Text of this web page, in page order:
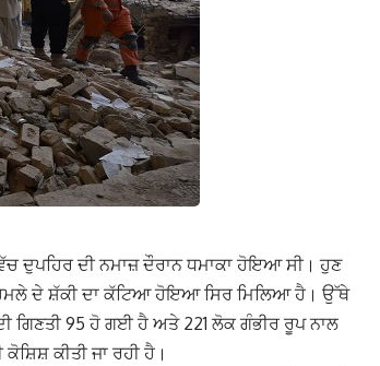
ਦੁਪਹਿਰ ਦੀ ਨਮਾਜ਼ ਦੌਰਾਨ ਧਮਾਕਾ ਹੋਇਆ ਸੀ। ਹੁਣ
ਦੇ ਸ਼ੱਕੀ ਦਾ ਕੱਟਿਆ ਹੋਇਆ ਸਿਰ ਮਿਲਿਆ ਹੈ। ਉੱਥੇ
ਗਿਣਤੀ 95 ਹੋ ਗਈ ਹੈ ਅਤੇ 221 ਲੋਕ ਗੰਭੀਰ ਰੂਪ ਨਾਲ
ਕੀਤੀ ਜਾ ਰਹੀ ਹੈ।